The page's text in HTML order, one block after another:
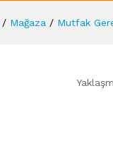
/ Mağaza / Mutfak